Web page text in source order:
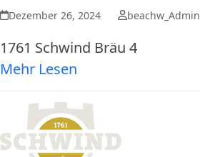
Dezember 26, 2024 beachw_Admin
1761 Schwind Bräu 4
Mehr Lesen